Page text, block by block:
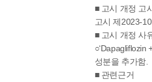
■ 고시 개정 고
고시 제2023-
■ 고시 개정 사
성분을 추가함.
■ 관련근거